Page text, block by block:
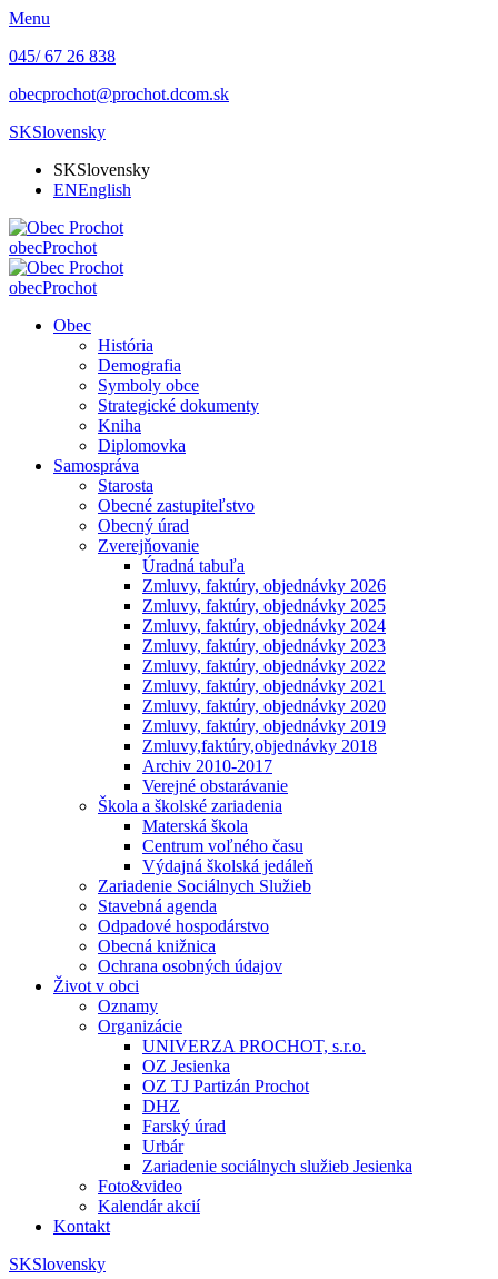
Menu
045/ 67 26 838
obecprochot@prochot.dcom.sk
SKSlovensky
SKSlovensky
ENEnglish
obecProchot
obecProchot
Obec
História
Demografia
Symboly obce
Strategické dokumenty
Kniha
Diplomovka
Samospráva
Starosta
Obecné zastupiteľstvo
Obecný úrad
Zverejňovanie
Úradná tabuľa
Zmluvy, faktúry, objednávky 2026
Zmluvy, faktúry, objednávky 2025
Zmluvy, faktúry, objednávky 2024
Zmluvy, faktúry, objednávky 2023
Zmluvy, faktúry, objednávky 2022
Zmluvy, faktúry, objednávky 2021
Zmluvy, faktúry, objednávky 2020
Zmluvy, faktúry, objednávky 2019
Zmluvy,faktúry,objednávky 2018
Archiv 2010-2017
Verejné obstarávanie
Škola a školské zariadenia
Materská škola
Centrum voľného času
Výdajná školská jedáleň
Zariadenie Sociálnych Služieb
Stavebná agenda
Odpadové hospodárstvo
Obecná knižnica
Ochrana osobných údajov
Život v obci
Oznamy
Organizácie
UNIVERZA PROCHOT, s.r.o.
OZ Jesienka
OZ TJ Partizán Prochot
DHZ
Farský úrad
Urbár
Zariadenie sociálnych služieb Jesienka
Foto&video
Kalendár akcií
Kontakt
SKSlovensky